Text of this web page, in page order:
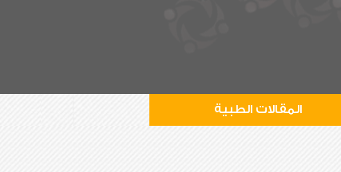
المقالات الطبية